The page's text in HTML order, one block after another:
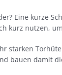
Eine kurze
kurz nutzen,
bauen damit